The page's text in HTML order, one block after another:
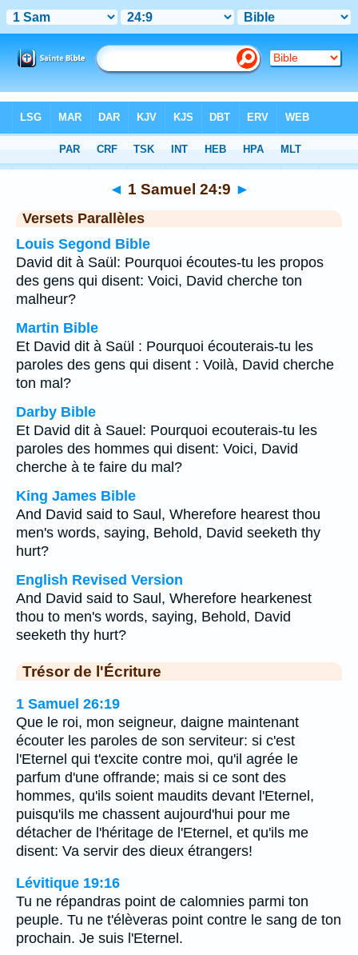
Chapitre 24 > Verset 9
◄ 1 Samuel 24:9 ►
Versets Parallèles
Louis Segond Bible
David dit à Saül: Pourquoi écoutes-tu les propos
des gens qui disent: Voici, David cherche ton
malheur?
Martin Bible
Et David dit à Saül : Pourquoi écouterais-tu les
paroles des gens qui disent : Voilà, David cherche
ton mal?
Darby Bible
Et David dit à Sauel: Pourquoi ecouterais-tu les
paroles des hommes qui disent: Voici, David
cherche à te faire du mal?
King James Bible
And David said to Saul, Wherefore hearest thou
men's words, saying, Behold, David seeketh thy
hurt?
English Revised Version
And David said to Saul, Wherefore hearkenest
thou to men's words, saying, Behold, David
seeketh thy hurt?
Trésor de l'Écriture
1 Samuel 26:19
Que le roi, mon seigneur, daigne maintenant
écouter les paroles de son serviteur: si c'est
l'Eternel qui t'excite contre moi, qu'il agrée le
parfum d'une offrande; mais si ce sont des
hommes, qu'ils soient maudits devant l'Eternel,
puisqu'ils me chassent aujourd'hui pour me
détacher de l'héritage de l'Eternel, et qu'ils me
disent: Va servir des dieux étrangers!
Lévitique 19:16
Tu ne répandras point de calomnies parmi ton
peuple. Tu ne t'élèveras point contre le sang de ton
prochain. Je suis l'Eternel.